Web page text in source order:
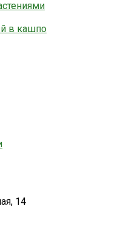
в кашпо
14